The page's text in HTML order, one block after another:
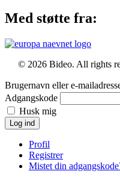
Med støtte fra:
© 2026 Bideo. All rights
Brugernavn eller e-
Adgangskode
Husk mig
Log ind
Profil
Registrer
Mistet din